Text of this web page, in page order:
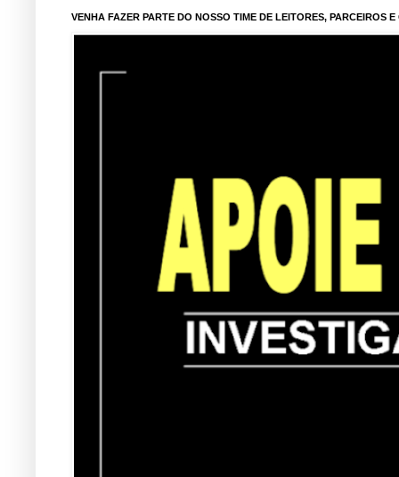
VENHA FAZER PARTE DO NOSSO TIME DE LEITORES, PARCEIROS